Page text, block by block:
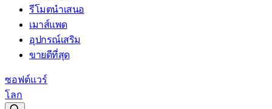
รีโมตนำเสนอ
เมาส์แพด
อุปกรณ์เสริม
ขายดีที่สุด
ซอฟต์แวร์
โลก